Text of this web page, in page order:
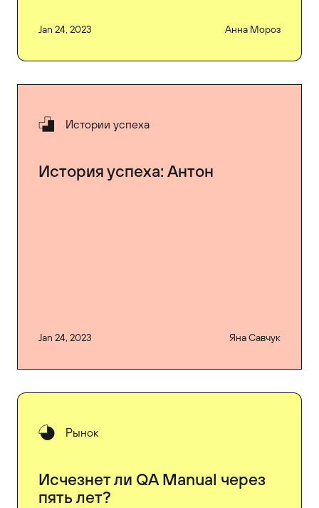
Jan 24, 2023 Анна Мороз
Истории успеха
История успеха: Антон
Jan 24, 2023 Яна Савчук
Рынок
Исчезнет ли QA Manual через
пять лет?